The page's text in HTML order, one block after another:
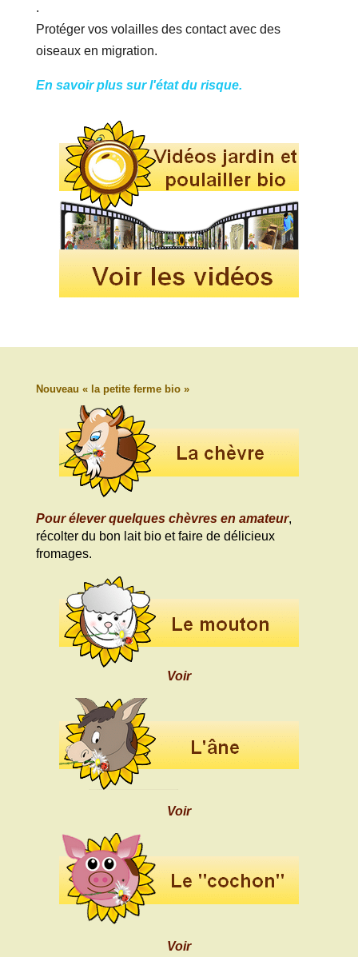
.
Protéger vos volailles des contact avec des
oiseaux en migration.
En savoir plus sur l'état du risque.
Nouveau « la petite ferme bio »
Pour élever quelques chèvres en amateur,
récolter du bon lait bio et faire de délicieux
fromages.
Voir
Voir
Voir